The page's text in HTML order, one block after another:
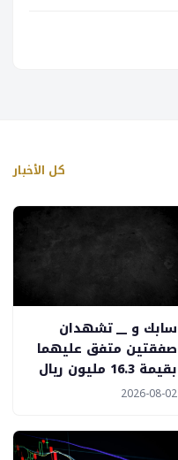
كل الأخبار
سابك و __ تشهدان
صفقتين متفق عليهما
بقيمة 16.3 مليون ريال
2026-08-02